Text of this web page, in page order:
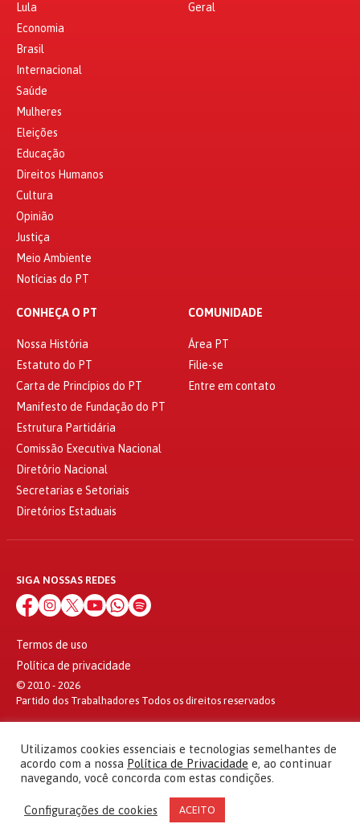
Lula
Economia
Brasil
Internacional
Saúde
Mulheres
Eleições
Educação
Direitos Humanos
Cultura
Opinião
Justiça
Meio Ambiente
Notícias do PT
Geral
CONHEÇA O PT
Nossa História
Estatuto do PT
Carta de Princípios do PT
Manifesto de Fundação do PT
Estrutura Partidária
Comissão Executiva Nacional
Diretório Nacional
Secretarias e Setoriais
Diretórios Estaduais
COMUNIDADE
Área PT
Filie-se
Entre em contato
SIGA NOSSAS REDES
Termos de uso
Política de privacidade
© 2010 - 2026
Partido dos Trabalhadores Todos os direitos reservados
Utilizamos cookies essenciais e tecnologias semelhantes de
acordo com a nossa Política de Privacidade e, ao continuar
navegando, você concorda com estas condições.
Configurações de cookies ACEITO